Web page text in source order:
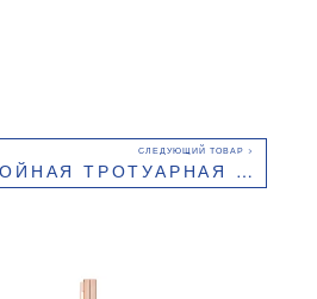
ЧЕРНАЯ РАМКА BM.0061